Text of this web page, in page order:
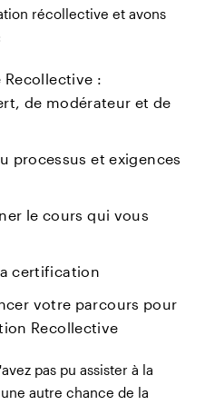
récollective et avons
Recollective :
de modérateur et de
processus et exigences
le cours qui vous
certification
votre parcours pour
Recollective
pas pu assister à la
autre chance de la